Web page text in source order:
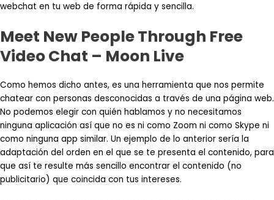
webchat en tu web de forma rápida y sencilla.
Meet New People Through Free
Video Chat – Moon Live
Como hemos dicho antes, es una herramienta que nos permite
chatear con personas desconocidas a través de una página web.
No podemos elegir con quién hablamos y no necesitamos
ninguna aplicación así que no es ni como Zoom ni como Skype ni
como ninguna app similar. Un ejemplo de lo anterior sería la
adaptación del orden en el que se te presenta el contenido, para
que así te resulte más sencillo encontrar el contenido (no
publicitario) que coincida con tus intereses.